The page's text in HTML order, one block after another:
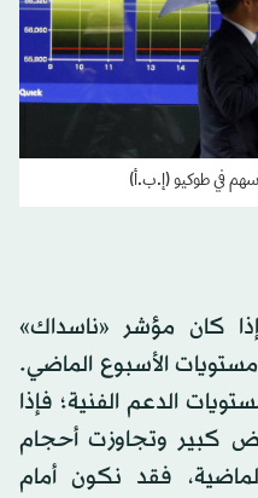
في طوكيو (إ.ب.أ)
كان مؤشر «ناسداك»
الأسبوع الماضي.
الدعم الفنية؛ فإذا
كبير وتجاوزت أحجام
فقد نكون أمام